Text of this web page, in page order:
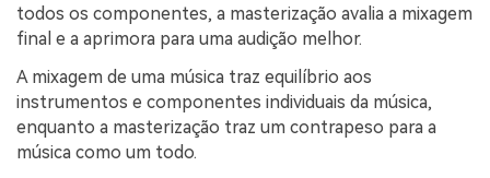
todos os componentes, a masterização avalia a mixagem
final e a aprimora para uma audição melhor.
A mixagem de uma música traz equilíbrio aos
instrumentos e componentes individuais da música,
enquanto a masterização traz um contrapeso para a
música como um todo.